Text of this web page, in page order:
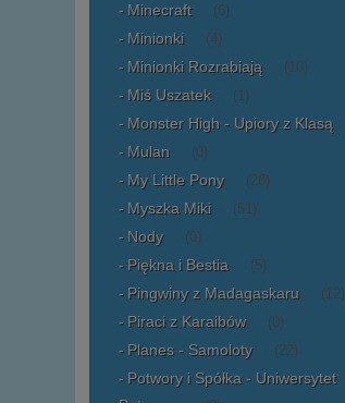
Minecraft (6)
Minionki (4)
Minionki Rozrabiają (10)
Miś Uszatek (1)
Monster High - Upiory z Klasą
Mulan (0)
My Little Pony (28)
Myszka Miki (51)
Nody (0)
Piękna i Bestia (5)
Pingwiny z Madagaskaru (12)
Piraci z Karaibów (0)
Planes - Samoloty (22)
Potwory i Spółka - Uniwersytet